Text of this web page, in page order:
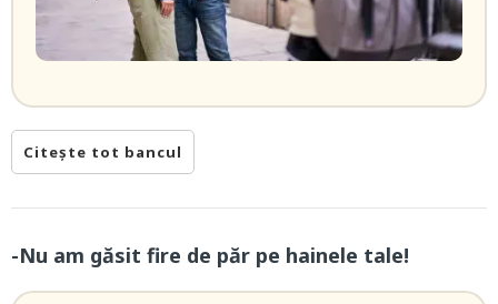
Citește tot bancul
-Nu am găsit fire de păr pe hainele tale!